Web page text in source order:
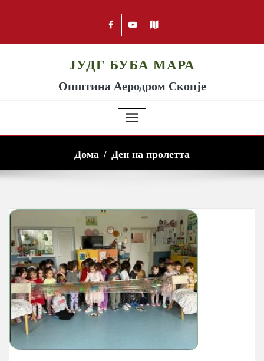
ЈУДГ БУБА МАРА
Општина Аеродром Скопје
Дома Ден на пролетта